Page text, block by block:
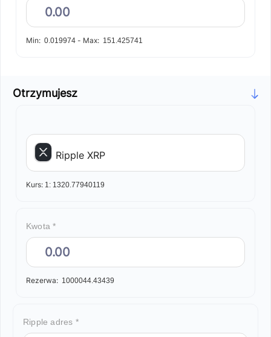
Min: 0.019974 - Max: 151.425741
Otrzymujesz
Ripple XRP
Kurs: 1: 1320.77940119
Kwota *
Rezerwa: 1000044.43439
Ripple adres *